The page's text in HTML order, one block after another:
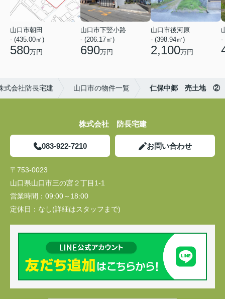
山口市朝田
- (435.00㎡)
580万円
山口市下竪小路
- (206.17㎡)
690万円
山口市後河原
- (398.94㎡)
2,100万円
-
式会社防長宅建 山口市の物件一覧 仁保中郷 売土地 ②
株式会社 防長宅建
083-922-7210 お問い合わせ
〒753-0023
山口県山口市三の宮２丁目1-1
営業時間： 09:00～18:00
定休日： なし(詳細はスタッフまで)